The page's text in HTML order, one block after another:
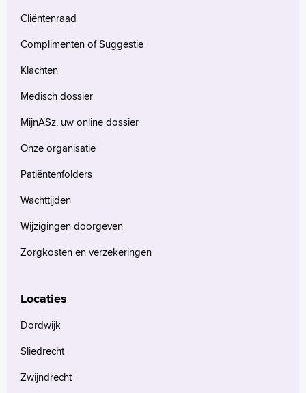
Cliëntenraad
Complimenten of Suggestie
Klachten
Medisch dossier
MijnASz, uw online dossier
Onze organisatie
Patiëntenfolders
Wachttijden
Wijzigingen doorgeven
Zorgkosten en verzekeringen
Locaties
Dordwijk
Sliedrecht
Zwijndrecht